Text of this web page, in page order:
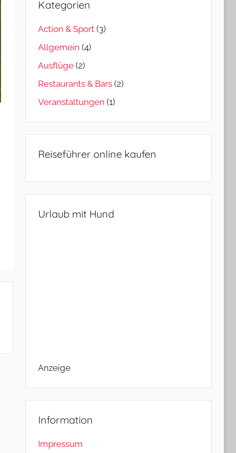
Kategorien
Action & Sport(3)
Allgemein (4)
Ausflüge(2)
Restaurants & Bars(2)
Veranstaltungen (1)
Reiseführer online kaufen
Urlaub mit Hund
Anzeige
Information
Impressum